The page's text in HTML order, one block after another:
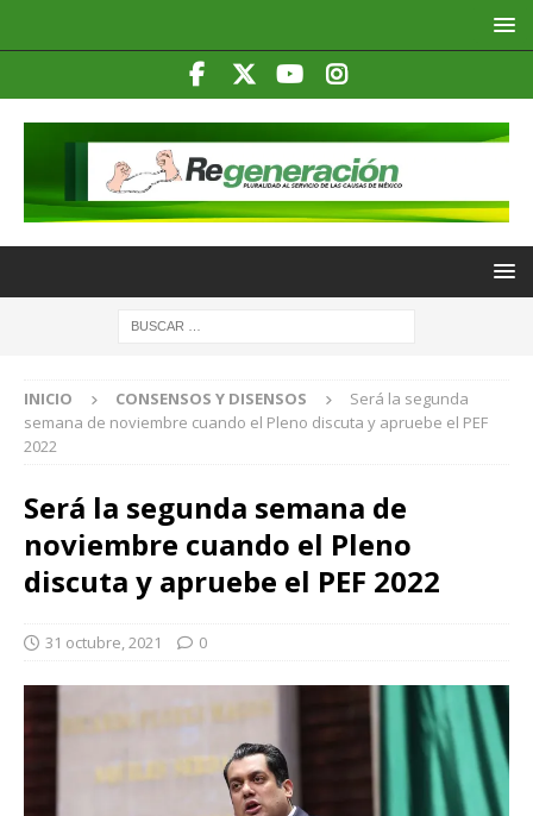
INICIO CONSENSOS Y DISENSOS
Será la segunda
semana de noviembre cuando el Pleno discuta y apruebe el PEF
2022
Será la segunda semana de
noviembre cuando el Pleno
discuta y apruebe el PEF 2022
31 octubre, 2021 0